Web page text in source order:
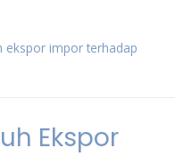
ekspor impor terhadap
Ekspor